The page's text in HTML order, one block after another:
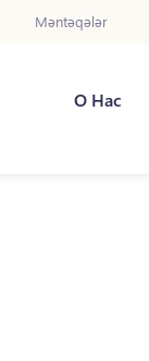
Məntəqələr
О Нас